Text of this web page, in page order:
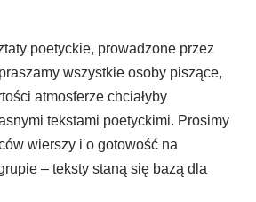
poetyckie, prowadzone przez
wszystkie osoby piszące,
atmosferze chciałyby
tekstami poetyckimi. Prosimy
wierszy i o gotowość na
– teksty staną się bazą dla